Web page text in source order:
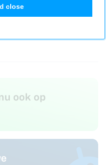
close
ook op